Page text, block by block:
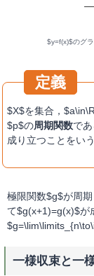
$y=f(x)$のグ
$X$を集合，
$p$の周期関数で
成り立つことをいう
極限関数$g$が周
て$g(x+1)=g(x)$が
一様収束と一